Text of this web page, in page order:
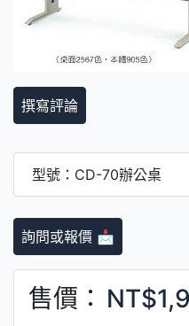
撰寫評論
型號：CD-70辦公桌
詢問或報價 📩
售價：